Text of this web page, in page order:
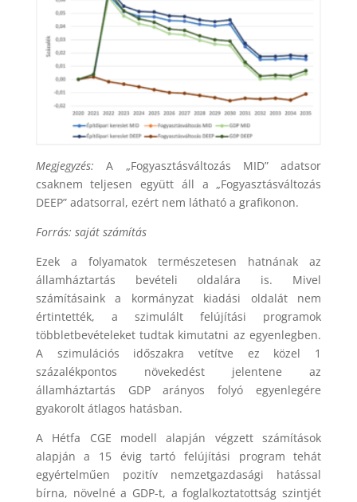
Megjegyzés:A „Fogyasztásváltozás MID” adatsor
csaknem teljesen együtt áll a „Fogyasztásváltozás
DEEP” adatsorral, ezért nem látható a grafikonon.
Forrás: saját számítás
Ezek a folyamatok természetesen hatnának az
államháztartás bevételi oldalára is. Mivel
számításaink a kormányzat kiadási oldalát nem
értintették, a szimulált felújítási programok
többletbevételeket tudtak kimutatni az egyenlegben.
A szimulációs időszakra vetítve ez közel 1
százalékpontos növekedést jelentene az
államháztartás GDP arányos folyó egyenlegére
gyakorolt átlagos hatásban.
A Hétfa CGE modell alapján végzett számítások
alapján a 15 évig tartó felújítási program tehát
egyértelműen pozitív nemzetgazdasági hatással
bírna, növelné a GDP-t, a foglalkoztatottság szintjét